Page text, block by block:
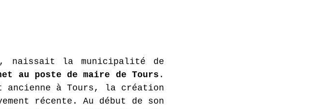
, naissait la municipalité de
au poste de maire de Tours .
ancienne à Tours, la création
récente. Au début de son